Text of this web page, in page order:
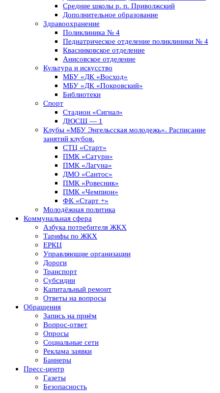
Средние школы р. п. Приволжский
Дополнительное образование
Здравоохранение
Поликлиника № 4
Педиатрическое отделение поликлиники № 4
Квасниковское отделение
Анисовское отделение
Культура и искусство
МБУ «ДК «Восход»
МБУ «ДК «Покровский»
Библиотеки
Спорт
Стадион «Сигнал»
ДЮСШ — 1
Клубы «МБУ Энгельсская молодежь». Расписание
занятий клубов.
СТЦ «Старт»
ПМК «Сатурн»
ПМК «Лагуна»
ДМО «Сантос»
ПМК «Ровесник»
ПМК «Чемпион»
ФК «Старт +»
Молодёжная политика
Коммунальная сфера
Азбука потребителя ЖКХ
Тарифы по ЖКХ
ЕРКЦ
Управляющие организации
Дороги
Транспорт
Субсидии
Капитальный ремонт
Ответы на вопросы
Обращения
Запись на приём
Вопрос-ответ
Опросы
Социальные сети
Реклама заявки
Баннеры
Пресс-центр
Газеты
Безопасность